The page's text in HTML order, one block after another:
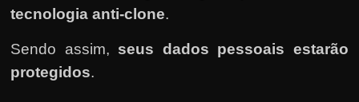
tecnologia anti-clone.
Sendo assim, seus dados pessoais estarão
protegidos.